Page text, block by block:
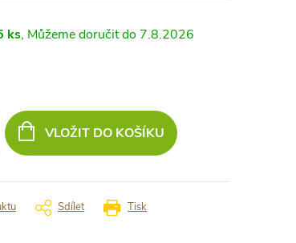
ks 7.8.2026
VLOŽIT DO KOŠÍKU
Tisk
Sdílet